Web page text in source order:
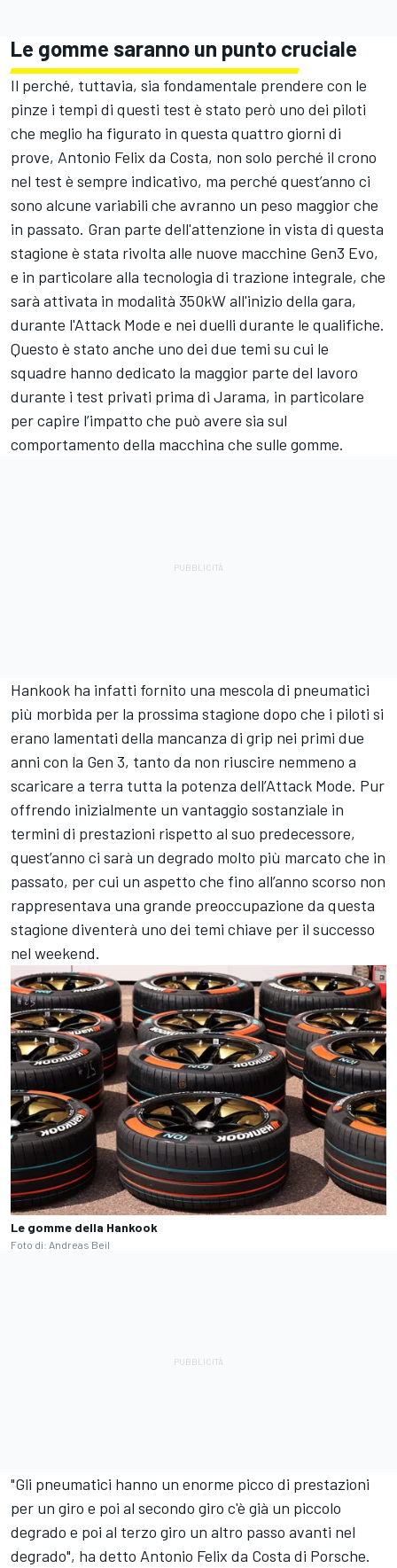
Le gomme saranno un punto cruciale
Il perché, tuttavia, sia fondamentale prendere con le
pinze i tempi di questi test è stato però uno dei piloti
che meglio ha figurato in questa quattro giorni di
prove, Antonio Felix da Costa, non solo perché il crono
nel test è sempre indicativo, ma perché quest’anno ci
sono alcune variabili che avranno un peso maggior che
in passato. Gran parte dell'attenzione in vista di questa
stagione è stata rivolta alle nuove macchine Gen3 Evo,
e in particolare alla tecnologia di trazione integrale, che
sarà attivata in modalità 350kW all'inizio della gara,
durante l'Attack Mode e nei duelli durante le qualifiche.
Questo è stato anche uno dei due temi su cui le
squadre hanno dedicato la maggior parte del lavoro
durante i test privati prima di Jarama, in particolare
per capire l’impatto che può avere sia sul
comportamento della macchina che sulle gomme.
Hankook ha infatti fornito una mescola di pneumatici
più morbida per la prossima stagione dopo che i piloti si
erano lamentati della mancanza di grip nei primi due
anni con la Gen 3, tanto da non riuscire nemmeno a
scaricare a terra tutta la potenza dell’Attack Mode. Pur
offrendo inizialmente un vantaggio sostanziale in
termini di prestazioni rispetto al suo predecessore,
quest’anno ci sarà un degrado molto più marcato che in
passato, per cui un aspetto che fino all’anno scorso non
rappresentava una grande preoccupazione da questa
stagione diventerà uno dei temi chiave per il successo
nel weekend.
Le gomme della Hankook
Foto di: Andreas Beil
"Gli pneumatici hanno un enorme picco di prestazioni
per un giro e poi al secondo giro c'è già un piccolo
degrado e poi al terzo giro un altro passo avanti nel
degrado", ha detto Antonio Felix da Costa di Porsche.